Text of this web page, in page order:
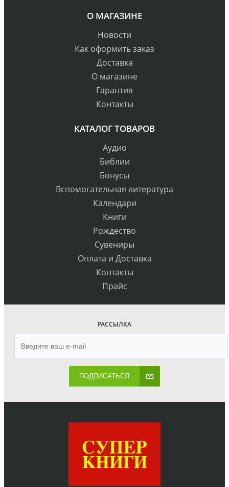
О МАГАЗИНЕ
Новости
Как оформить заказ
Доставка
О магазине
Гарантия
Контакты
КАТАЛОГ ТОВАРОВ
Аудио
Библии
Бонусы
Вспомогательная литература
Календари
Книги
Рождество
Сувениры
Оплата и Доставка
Контакты
Прайс
РАССЫЛКА
ПОДПИСАТЬСЯ